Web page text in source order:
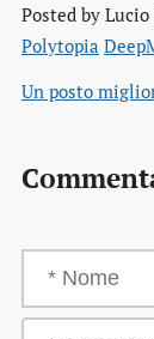
Posted by Lucio
Polytopia
Un posto